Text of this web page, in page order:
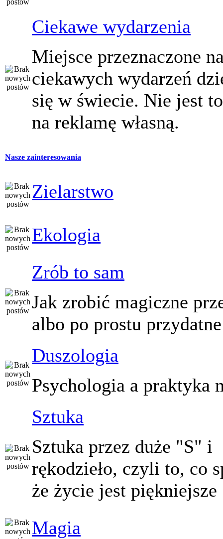
Ciekawe wydarzenia
Miejsce przeznaczone
ciekawych wydarzeń
się w świecie. Nie jest
na reklamę własną.
Nasze zainteresowania
Zielarstwo
Ekologia
Zrób to sam
Jak zrobić magiczne
albo po prostu
Duszologia
Psychologia a praktyka
Sztuka
Sztuka przez duże "S" i
rękodzieło, czyli to, co
że życie jest piękniejsze
Magia